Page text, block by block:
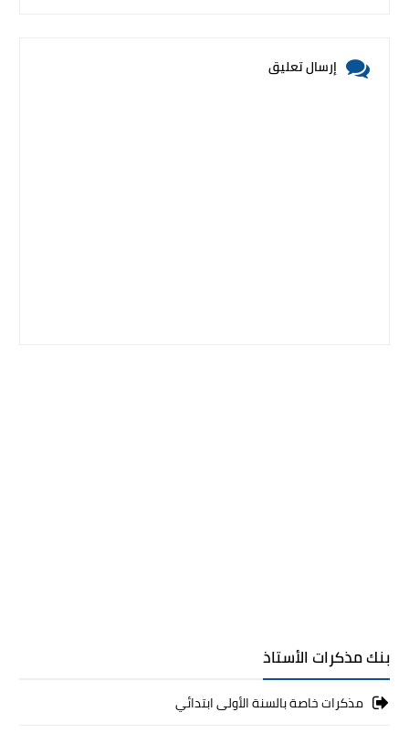
إرسال تعليق
بنك مذكرات الأستاذ
مذكرات خاصة بالسنة الأولى ابتدائي